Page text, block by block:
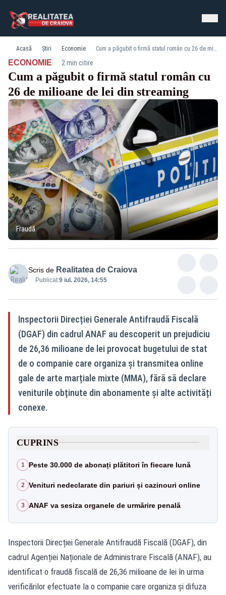
Acasă Știri Economie Cum a păgubit o firmă statul român cu 26 de milioane de lei din streaming
ECONOMIE· 2 min citire
Cum a păgubit o firmă statul român cu
26 de milioane de lei din streaming
Fraudă
Scris de Realitatea de Craiova
Publicat:9 iul. 2026, 14:55
Inspectorii Direcției Generale Antifraudă Fiscală
(DGAF) din cadrul ANAF au descoperit un prejudiciu
de 26,36 milioane de lei provocat bugetului de stat
de o companie care organiza și transmitea online
gale de arte marțiale mixte (MMA), fără să declare
veniturile obținute din abonamente și alte activități
conexe.
CUPRINS
1 Peste 30.000 de abonați plătitori în fiecare lună
2 Venituri nedeclarate din pariuri și cazinouri online
3 ANAF va sesiza organele de urmărire penală
Inspectorii Direcției Generale Antifraudă Fiscală (DGAF), din
cadrul Agenției Naționale de Administrare Fiscală (ANAF), au
identificat o fraudă fiscală de 26,36 milioane de lei în urma
verificărilor efectuate la o companie care organiza și difuza